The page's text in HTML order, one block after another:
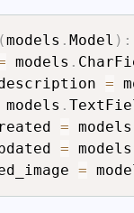
(models . Model ) :
models .
=
models .
= models
= models
=